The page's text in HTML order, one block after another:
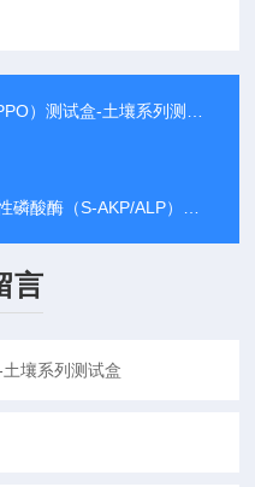
）测试盒-土壤系列测试盒
AKP/ALP）测试盒-土壤系列测试盒
言